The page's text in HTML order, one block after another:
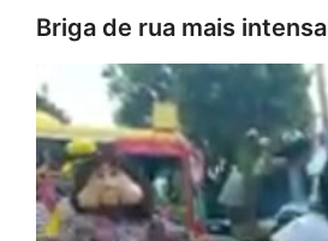
Briga de rua mais intensa